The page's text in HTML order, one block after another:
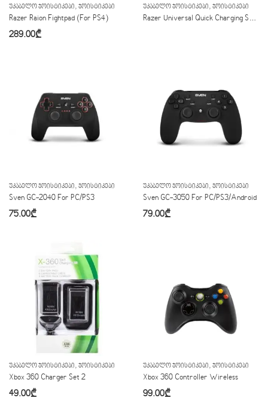
ᲣᲙᲐᲑᲔᲚᲝ ᲯᲝᲘᲡᲢᲘᲙᲔᲑᲘ, ᲯᲝᲘᲡᲢᲘᲙᲔᲑᲘ
Razer Raion Fightpad (For PS4)
289.00₾
ᲣᲙᲐᲑᲔᲚᲝ ᲯᲝᲘᲡᲢᲘᲙᲔᲑᲘ, ᲯᲝᲘᲡᲢᲘᲙᲔᲑᲘ
Razer Universal Quick Charging Stand for PlayStation 5 White
ᲣᲙᲐᲑᲔᲚᲝ ᲯᲝᲘᲡᲢᲘᲙᲔᲑᲘ, ᲯᲝᲘᲡᲢᲘᲙᲔᲑᲘ
Sven GC-2040 For PC/PS3
75.00₾
ᲣᲙᲐᲑᲔᲚᲝ ᲯᲝᲘᲡᲢᲘᲙᲔᲑᲘ, ᲯᲝᲘᲡᲢᲘᲙᲔᲑᲘ
Sven GC-3050 For PC/PS3/Android
79.00₾
ᲣᲙᲐᲑᲔᲚᲝ ᲯᲝᲘᲡᲢᲘᲙᲔᲑᲘ, ᲯᲝᲘᲡᲢᲘᲙᲔᲑᲘ
Xbox 360 Charger Set 2
49.00₾
ᲣᲙᲐᲑᲔᲚᲝ ᲯᲝᲘᲡᲢᲘᲙᲔᲑᲘ, ᲯᲝᲘᲡᲢᲘᲙᲔᲑᲘ
Xbox 360 Controller Wireless
99.00₾